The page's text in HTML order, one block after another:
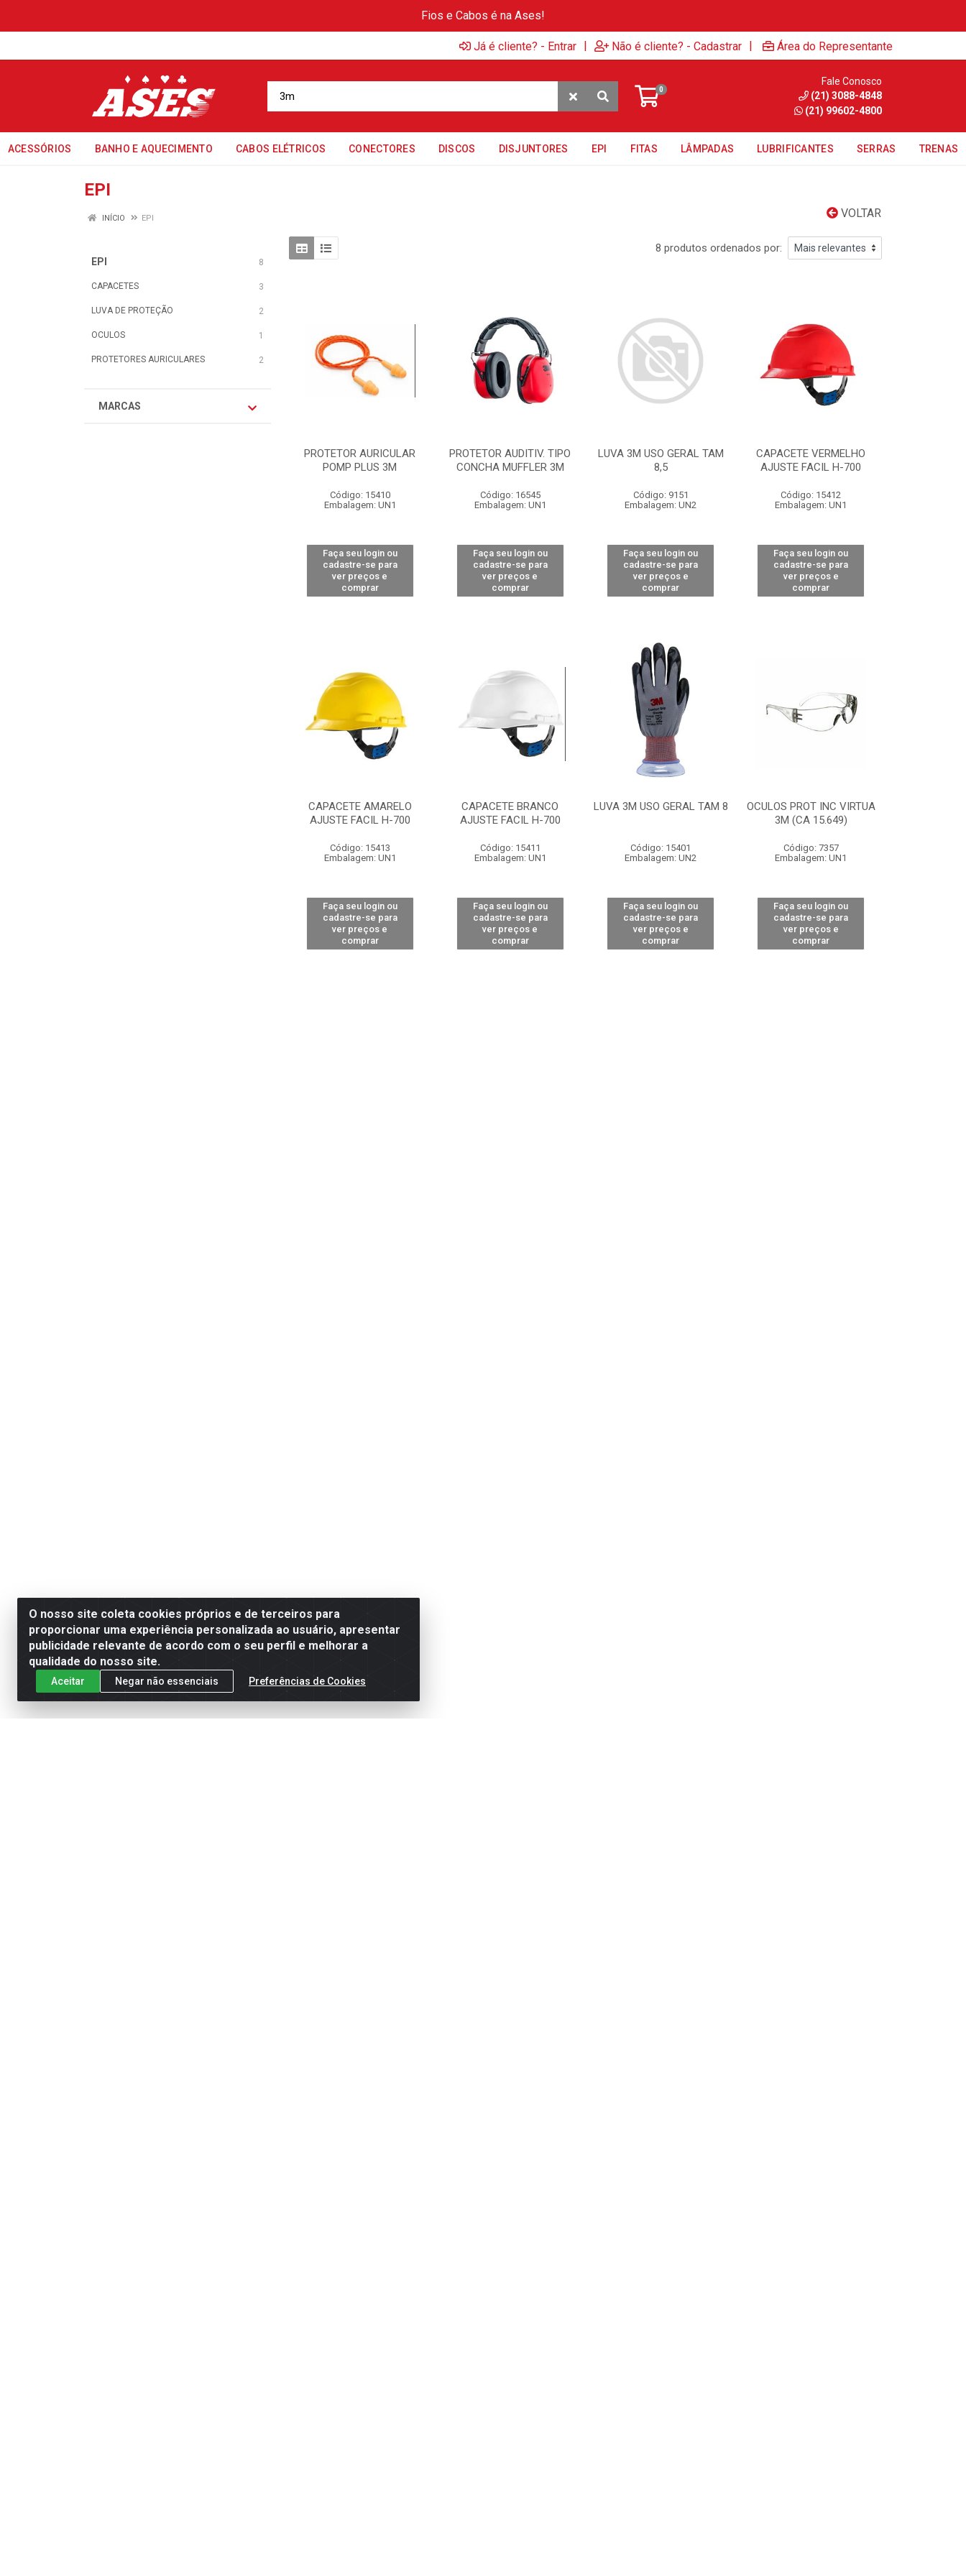
Fios e Cabos é na Ases!
Já é cliente? - Entrar | Não é cliente? - Cadastrar | Área do Representante
0
Fale Conosco
(21) 3088-4848
(21) 99602-4800
ACESSÓRIOS BANHO E AQUECIMENTO CABOS ELÉTRICOS CONECTORES DISCOS DISJUNTORES EPI FITAS LÂMPADAS LUBRIFICANTES SERRAS TRENAS
EPI
VOLTAR
INÍCIO EPI
EPI 8
CAPACETES 3
LUVA DE PROTEÇÃO 2
OCULOS 1
PROTETORES AURICULARES 2
MARCAS
8 produtos ordenados por:
PROTETOR AURICULAR
POMP PLUS 3M
Código: 15410
Embalagem: UN1
Faça seu login ou
cadastre-se para
ver preços e
comprar
PROTETOR AUDITIV. TIPO
CONCHA MUFFLER 3M
Código: 16545
Embalagem: UN1
Faça seu login ou
cadastre-se para
ver preços e
comprar
LUVA 3M USO GERAL TAM
8,5
Código: 9151
Embalagem: UN2
Faça seu login ou
cadastre-se para
ver preços e
comprar
CAPACETE VERMELHO
AJUSTE FACIL H-700
Código: 15412
Embalagem: UN1
Faça seu login ou
cadastre-se para
ver preços e
comprar
CAPACETE AMARELO
AJUSTE FACIL H-700
Código: 15413
Embalagem: UN1
Faça seu login ou
cadastre-se para
ver preços e
comprar
CAPACETE BRANCO
AJUSTE FACIL H-700
Código: 15411
Embalagem: UN1
Faça seu login ou
cadastre-se para
ver preços e
comprar
LUVA 3M USO GERAL TAM 8
Código: 15401
Embalagem: UN2
Faça seu login ou
cadastre-se para
ver preços e
comprar
OCULOS PROT INC VIRTUA
3M (CA 15.649)
Código: 7357
Embalagem: UN1
Faça seu login ou
cadastre-se para
ver preços e
comprar
O nosso site coleta cookies próprios e de terceiros para
proporcionar uma experiência personalizada ao usuário, apresentar
publicidade relevante de acordo com o seu perfil e melhorar a
qualidade do nosso site.
Aceitar Negar não essenciais Preferências de Cookies